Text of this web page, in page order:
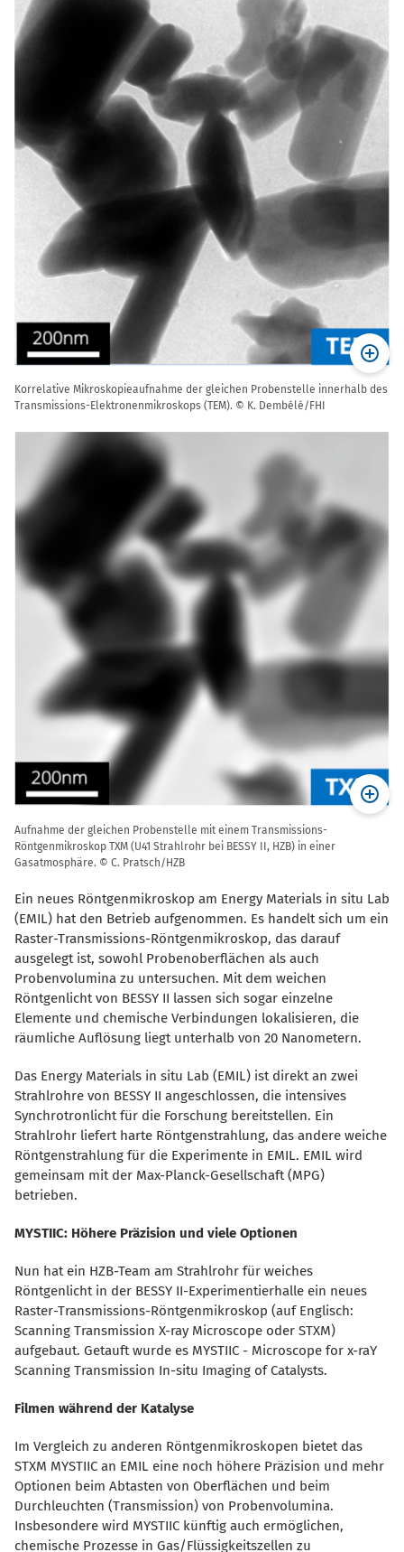
Korrelative Mikroskopieaufnahme der gleichen Probenstelle innerhalb des
Transmissions-Elektronenmikroskops (TEM). © K. Dembélé/FHI
Aufnahme der gleichen Probenstelle mit einem Transmissions-
Röntgenmikroskop TXM (U41 Strahlrohr bei BESSY II, HZB) in einer
Gasatmosphäre. © C. Pratsch/HZB
Ein neues Röntgenmikroskop am Energy Materials in situ Lab
(EMIL) hat den Betrieb aufgenommen. Es handelt sich um ein
Raster-Transmissions-Röntgenmikroskop, das darauf
ausgelegt ist, sowohl Probenoberflächen als auch
Probenvolumina zu untersuchen. Mit dem weichen
Röntgenlicht von BESSY II lassen sich sogar einzelne
Elemente und chemische Verbindungen lokalisieren, die
räumliche Auflösung liegt unterhalb von 20 Nanometern.
Das Energy Materials in situ Lab (EMIL) ist direkt an zwei
Strahlrohre von BESSY II angeschlossen, die intensives
Synchrotronlicht für die Forschung bereitstellen. Ein
Strahlrohr liefert harte Röntgenstrahlung, das andere weiche
Röntgenstrahlung für die Experimente in EMIL. EMIL wird
gemeinsam mit der Max-Planck-Gesellschaft (MPG)
betrieben.
MYSTIIC: Höhere Präzision und viele Optionen
Nun hat ein HZB-Team am Strahlrohr für weiches
Röntgenlicht in der BESSY II-Experimentierhalle ein neues
Raster-Transmissions-Röntgenmikroskop (auf Englisch:
Scanning Transmission X-ray Microscope oder STXM)
aufgebaut. Getauft wurde es MYSTIIC - Microscope for x-raY
Scanning Transmission In-situ Imaging of Catalysts.
Filmen während der Katalyse
Im Vergleich zu anderen Röntgenmikroskopen bietet das
STXM MYSTIIC an EMIL eine noch höhere Präzision und mehr
Optionen beim Abtasten von Oberflächen und beim
Durchleuchten (Transmission) von Probenvolumina.
Insbesondere wird MYSTIIC künftig auch ermöglichen,
chemische Prozesse in Gas/Flüssigkeitszellen zu